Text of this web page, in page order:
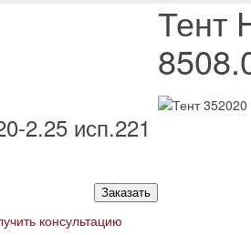
Тент
2.25 исп.221
Заказать
консультацию